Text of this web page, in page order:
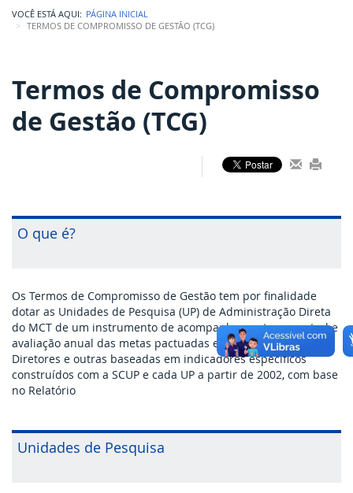
Ministério do Meio Ambiente
Ministério do Desenvolvimento Regional
Controladoria-Geral da União
Ministério da Mulher, da Família e dos Direitos Humanos
Advocacia-Geral da União
Banco Central do Brasil
Planalto
VOCÊ ESTÁ AQUI: PÁGINA INICIAL
TERMOS DE COMPROMISSO DE GESTÃO (TCG)
Termos de Compromisso
de Gestão (TCG)
O que é?
Os Termos de Compromisso de Gestão tem por finalidade
dotar as Unidades de Pesquisa (UP) de Administração Direta
do MCT de um instrumento de acompanhamento semestral e
avaliação anual das metas pactuadas em seus Planos
Diretores e outras baseadas em indicadores específicos
construídos com a SCUP e cada UP a partir de 2002, com base
no Relatório
Unidades de Pesquisa